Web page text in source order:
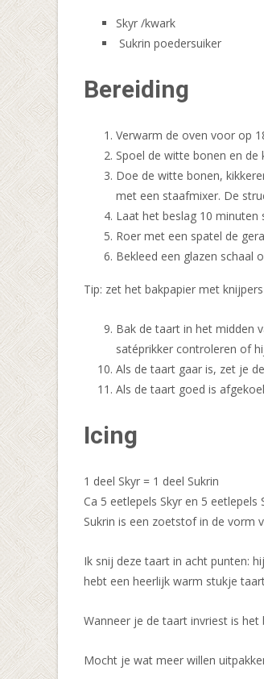
Skyr /kwark
Sukrin poedersuiker
Bereiding
Verwarm de oven voor op
Spoel de witte bonen en
Doe de witte bonen,
met een staafmixer. De
Laat het beslag 10 minuten
Roer met een spatel de
Bekleed een glazen schaal
Tip: zet het bakpapier met
Bak de taart in het midden
satéprikker controleren of
Als de taart gaar is, zet je
Als de taart goed is
Icing
1 deel Skyr = 1 deel Sukrin
Ca 5 eetlepels Skyr en 5
Sukrin is een zoetstof in de vorm
Ik snij deze taart in acht punten:
hebt een heerlijk warm stukje
Wanneer je de taart invriest is
Mocht je wat meer willen